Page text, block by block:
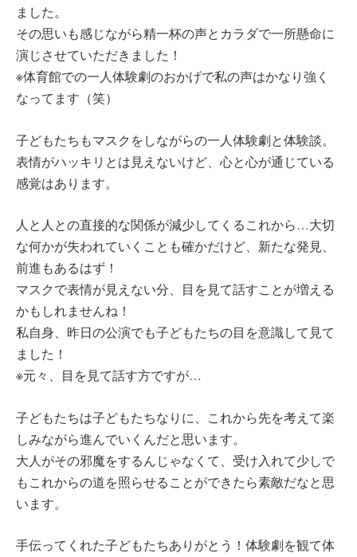
ました。
その思いも感じながら精一杯の声とカラダで一所懸命に
演じさせていただきました！
※体育館での一人体験劇のおかげで私の声はかなり強く
なってます（笑）
子どもたちもマスクをしながらの一人体験劇と体験談。
表情がハッキリとは見えないけど、心と心が通じている
感覚はあります。
人と人との直接的な関係が減少してくるこれから…大切
な何かが失われていくことも確かだけど、新たな発見、
前進もあるはず！
マスクで表情が見えない分、目を見て話すことが増える
かもしれませんね！
私自身、昨日の公演でも子どもたちの目を意識して見て
ました！
※元々、目を見て話す方ですが…
子どもたちは子どもたちなりに、これから先を考えて楽
しみながら進んでいくんだと思います。
大人がその邪魔をするんじゃなくて、受け入れて少しで
もこれからの道を照らせることができたら素敵だなと思
います。
手伝ってくれた子どもたちありがとう！体験劇を観て体